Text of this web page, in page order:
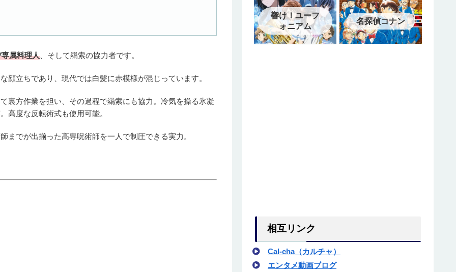
属料理人 、そして羂索の協力者です。
立ちであり、現代では白髪に赤模様が混じっています。
裏方作業を担い、その過程で羂索にも協力。冷気を操る氷凝
高度な反転術式も使用可能。
までが出揃った高専呪術師を一人で制圧できる実力。
響け！ユーフ
ォニアム
名探偵コナン
相互リンク
Cal-cha（カルチャ）
エンタメ動画ブログ